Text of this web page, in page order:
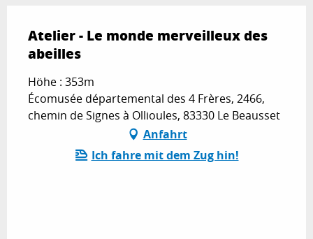
Atelier - Le monde merveilleux des
abeilles
Höhe : 353m
Écomusée départemental des 4 Frères, 2466,
chemin de Signes à Ollioules, 83330 Le Beausset
Anfahrt
Ich fahre mit dem Zug hin!